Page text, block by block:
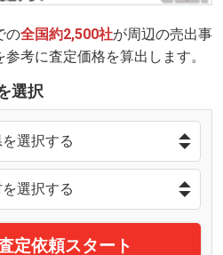
の全国約2,500社が周辺の売出事
考に査定価格を算出します。
選択
定依頼スタート